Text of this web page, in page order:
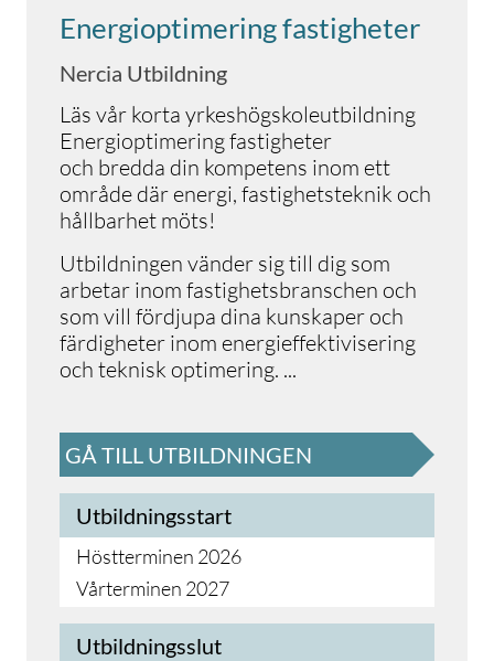
Energioptimering fastigheter
Nercia Utbildning
Läs vår korta yrkeshögskoleutbildning
Energioptimering fastigheter
och bredda din kompetens inom ett
område där energi, fastighetsteknik och
hållbarhet möts!
Utbildningen vänder sig till dig som
arbetar inom fastighetsbranschen och
som vill fördjupa dina kunskaper och
färdigheter inom energieffektivisering
och teknisk optimering. ...
GÅ TILL UTBILDNINGEN
Utbildningsstart
Höstterminen 2026
Vårterminen 2027
Utbildningsslut